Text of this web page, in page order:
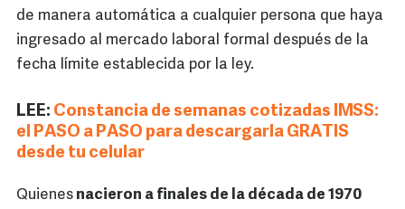
de manera automática a cualquier persona que haya
ingresado al mercado laboral formal después de la
fecha límite establecida por la ley.
LEE: Constancia de semanas cotizadas IMSS:
el PASO a PASO para descargarla GRATIS
desde tu celular
Quienes nacieron a finales de la década de 1970